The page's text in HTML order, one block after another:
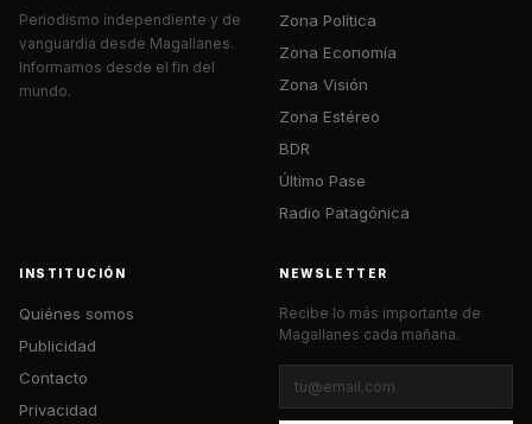
Periodismo independiente y de
vanguardia desde Magallanes.
Informamos desde el fin del
mundo.
Zona Política
Zona Economía
Zona Visión
Zona Estéreo
BDR
Último Pase
Radio Patagónica
INSTITUCIÓN
Quiénes somos
Publicidad
Contacto
Privacidad
NEWSLETTER
Recibe lo más importante de
Magallanes cada mañana.